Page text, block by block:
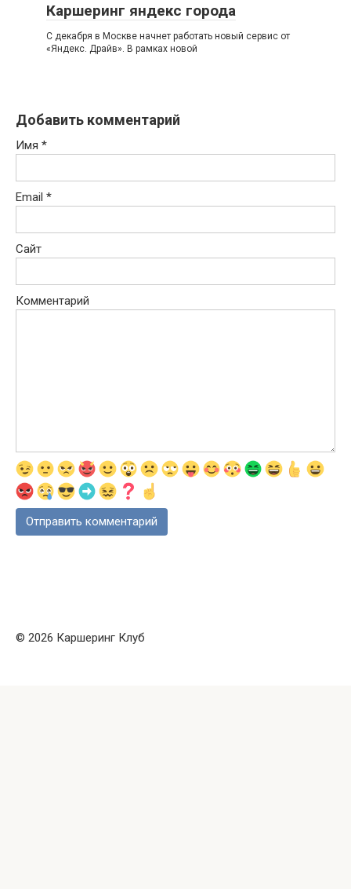
Каршеринг яндекс города
С декабря в Москве начнет работать новый сервис от
«Яндекс. Драйв». В рамках новой
Добавить комментарий
Имя *
Email *
Сайт
Комментарий
© 2026 Каршеринг Клуб